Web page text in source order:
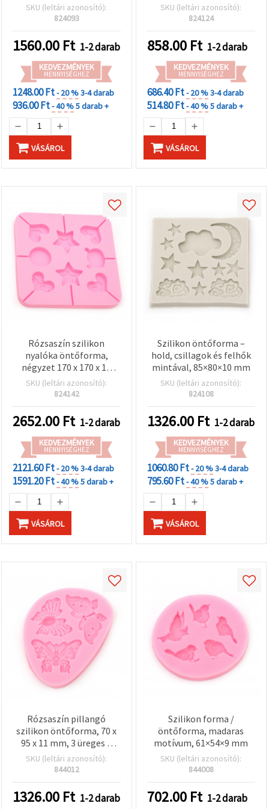
gömb
SKU (leltári azonosító):
824093
1560.00 Ft 1-2 darab
KEDVEZMÉNYEK
MENNYISÉGHEZ
1248.00 Ft- 20 %3-4 darab
936.00 Ft- 40 %5 darab +
VÁSÁROL
fondanthoz
SKU (leltári azonosító):
824124
858.00 Ft 1-2 darab
KEDVEZMÉNYEK
MENNYISÉGHEZ
686.40 Ft- 20 %3-4 darab
514.80 Ft- 40 %5 darab +
VÁSÁROL
Rózsaszín szilikon
nyalóka öntőforma,
négyzet 170 x 170 x 15
mm – vegyes formák:
szívek, csillagok és körök,
rugalmas, többször
használható forma
cukorka, csokoládé,
fondant, sütés és DIY
kézműves projektekhez
SKU (leltári azonosító):
824142
2652.00 Ft 1-2 darab
KEDVEZMÉNYEK
MENNYISÉGHEZ
2121.60 Ft- 20 %3-4 darab
1591.20 Ft- 40 %5 darab +
VÁSÁROL
Szilikon öntőforma –
hold, csillagok és felhők
mintával, 85×80×10 mm
SKU (leltári azonosító):
824108
1326.00 Ft 1-2 darab
KEDVEZMÉNYEK
MENNYISÉGHEZ
1060.80 Ft- 20 %3-4 darab
795.60 Ft- 40 %5 darab +
VÁSÁROL
Rózsaszín pillangó
szilikon öntőforma, 70 x
95 x 11 mm, 3 üreges –
rugalmas ovális forma
finom csipkemintával
szappankészítéshez,
gyertyakészítéshez,
SKU (leltári azonosító):
844012
1326.00 Ft 1-2 darab
Szilikon forma /
öntőforma, madaras
motívum, 61×54×9 mm
SKU (leltári azonosító):
844008
702.00 Ft 1-2 darab